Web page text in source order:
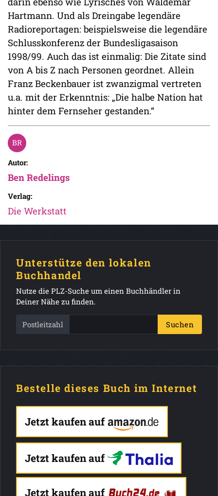
Hartmann. Und als Dreingabe legendäre
Radioreportagen: beispielsweise die legendäre
Schlusskonferenz der Bundesligasaison
1998/99. Auch das ist einmalig: Die Zitate sind
von A bis Z nach Personen geordnet. Allein
Franz Beckenbauer ist zwanzigmal vertreten
u.a. mit der Erkenntnis: „Die halbe Nation hat
hinter dem Fernseher gestanden.“
Autor:
Ben Redelings
Verlag:
Die Werkstatt
Unterstütze den lokalen
Buchhandel
Nutze die PLZ-Suche um einen Buchhändler in
Deiner Nähe zu finden.
Postleitzahl Suchen
Bestelle dieses Buch im Internet
Jetzt kaufen auf
Jetzt kaufen auf
Jetzt kaufen auf